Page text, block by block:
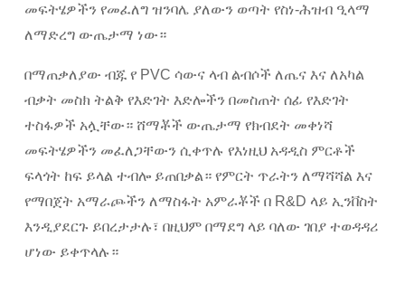
መፍትሄዎችን የመፈለግ ዝንባሌ ያለውን ወጣት የስነ-ሕዝብ ዒላማ
ለማድረግ ውጤታማ ነው።
በማጠቃለያው ብጁ የ PVC ሳውና ላብ ልብሶች ለጤና እና ለአካል
ብቃት መስክ ትልቅ የእድገት እድሎችን በመስጠት ሰፊ የእድገት
ተስፋዎች አሏቸው። ሸማቾች ውጤታማ የክብደት መቀነሻ
መፍትሄዎችን መፈለጋቸውን ሲቀጥሉ የእነዚህ አዳዲስ ምርቶች
ፍላጎት ከፍ ይላል ተብሎ ይጠበቃል። የምርት ጥራትን ለማሻሻል እና
የማበጀት አማራጮችን ለማስፋት አምራቾች በ R&D ላይ ኢንቨስት
እንዲያደርጉ ይበረታታሉ፣ በዚህም በማደግ ላይ ባለው ገበያ ተወዳዳሪ
ሆነው ይቀጥላሉ።